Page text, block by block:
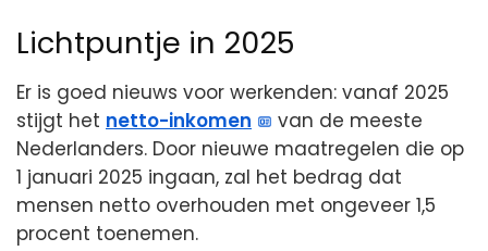
Lichtpuntje in 2025
Er is goed nieuws voor werkenden: vanaf 2025
stijgt het netto-inkomen
van de meeste
Nederlanders. Door nieuwe maatregelen die op
1 januari 2025 ingaan, zal het bedrag dat
mensen netto overhouden met ongeveer 1,5
procent toenemen.